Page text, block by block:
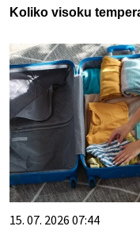
Koliko visoku
15. 07. 2026 07:44